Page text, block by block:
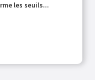
les seuils...